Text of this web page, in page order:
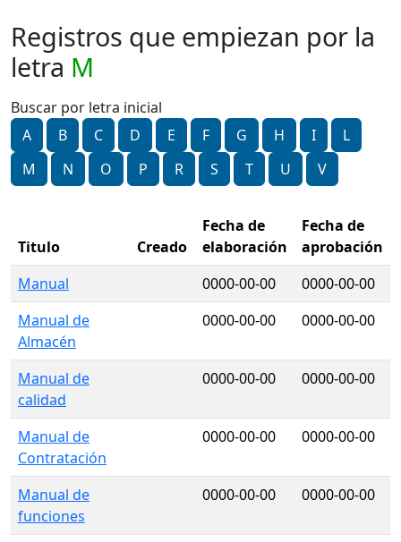
Registros que empiezan por la
letra M
Buscar por letra inicial
A
B C D E F G H I
L
M
N O P R S T U V
Titulo Creado
Fecha de
elaboración
Fecha de
aprobación
Manual
0000-00-00
0000-00-00
Manual de
Almacén
0000-00-00 0000-00-00
Manual de
calidad
0000-00-00 0000-00-00
Manual de
Contratación
0000-00-00 0000-00-00
Manual de
funciones
0000-00-00 0000-00-00